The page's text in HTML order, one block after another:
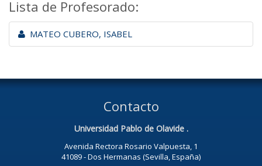
Lista de Profesorado:
MATEO CUBERO, ISABEL
Contacto
Universidad Pablo de Olavide .
Avenida Rectora Rosario Valpuesta, 1
41089 - Dos Hermanas (Sevilla, España)